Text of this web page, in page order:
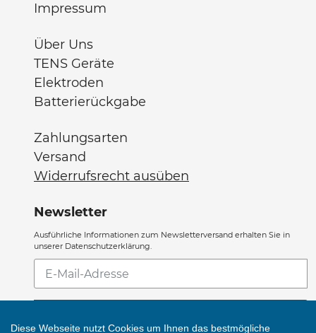
Impressum
Über Uns
TENS Geräte
Elektroden
Batterierückgabe
Zahlungsarten
Versand
Widerrufsrecht ausüben
Newsletter
Ausführliche Informationen zum Newsletterversand erhalten Sie in
unserer Datenschutzerklärung.
Abonnieren
unsere
Diese Webseite nutzt Cookies um Ihnen das bestmögliche